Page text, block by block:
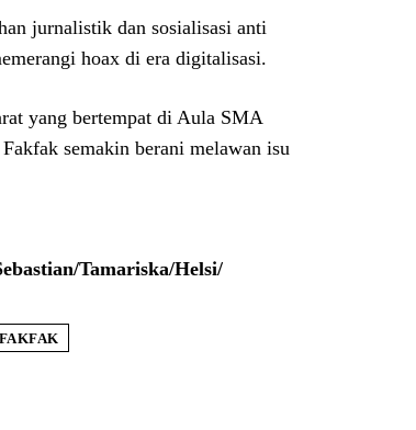
jurnalistik dan sosialisasi anti
hoax di era digitalisasi.
yang bertempat di Aula SMA
semakin berani melawan isu
Tamariska/Helsi/